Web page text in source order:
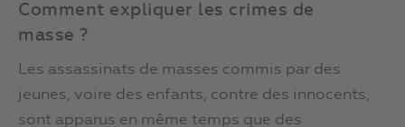
Comment expliquer les crimes de
masse ?
Les assassinats de masses commis par des
jeunes, voire des enfants, contre des innocents,
sont apparus en même temps que des